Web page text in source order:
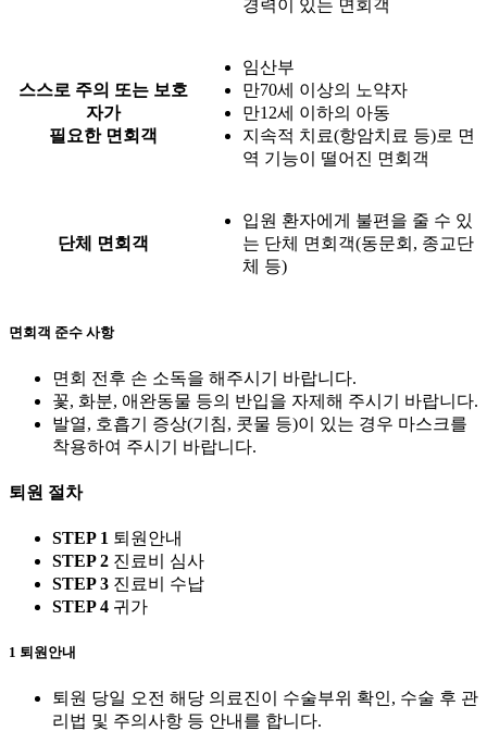
경력이 있는 면회객
스스로 주의 또는 보호
자가
필요한 면회객
임산부
만70세 이상의 노약자
만12세 이하의 아동
지속적 치료(항암치료 등)로 면
역 기능이 떨어진 면회객
단체 면회객
입원 환자에게 불편을 줄 수 있
는 단체 면회객(동문회, 종교단
체 등)
면회객 준수 사항
면회 전후 손 소독을 해주시기 바랍니다.
꽃, 화분, 애완동물 등의 반입을 자제해 주시기 바랍니다.
발열, 호흡기 증상(기침, 콧물 등)이 있는 경우 마스크를
착용하여 주시기 바랍니다.
퇴원 절차
STEP 1 퇴원안내
STEP 2 진료비 심사
STEP 3 진료비 수납
STEP 4 귀가
1 퇴원안내
퇴원 당일 오전 해당 의료진이 수술부위 확인, 수술 후 관
리법 및 주의사항 등 안내를 합니다.